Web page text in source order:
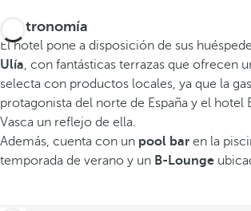
Gastronomía
El hotel pone a disposición de sus
Ulía, con fantásticas terrazas que ofrecen
selecta con productos locales, ya que la
protagonista del norte de España y el hotel
Vasca un reflejo de ella.
Además, cuenta con un pool bar en la
temporada de verano y un B-Lounge